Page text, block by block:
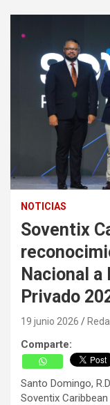
NOTICIAS
Soventix
Nacional
Privado
19 junio 2026
Comparte:
Santo Domingo,
Soventix